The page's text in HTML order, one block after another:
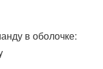
в оболочке: